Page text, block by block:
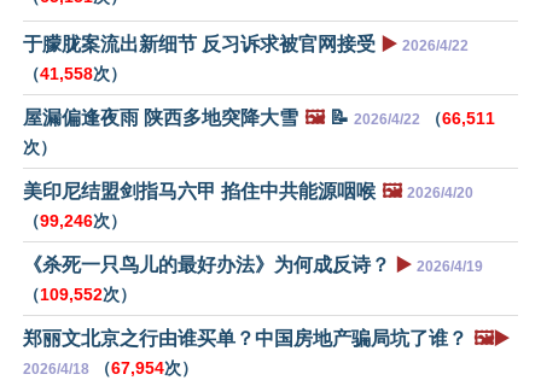
于朦胧案流出新细节 反习诉求被官网接受 ▶️ 2026/4/22
（41,558次）
屋漏偏逢夜雨 陕西多地突降大雪 🖼️📝 2026/4/22 （66,511
次）
美印尼结盟剑指马六甲 掐住中共能源咽喉 🖼️ 2026/4/20
（99,246次）
《杀死一只鸟儿的最好办法》为何成反诗？ ▶️ 2026/4/19
（109,552次）
郑丽文北京之行由谁买单？中国房地产骗局坑了谁？ 🖼️▶️
2026/4/18 （67,954次）